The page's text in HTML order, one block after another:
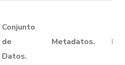
Conjunto
de
Datos.
Metadatos.